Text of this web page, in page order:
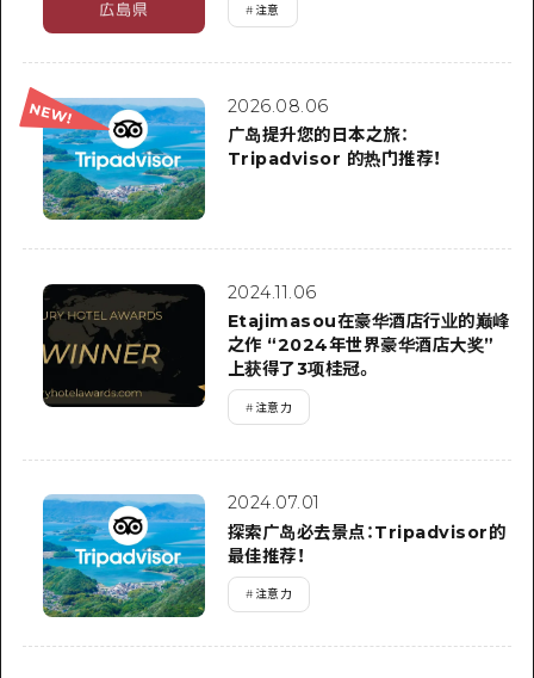
自然
2晚3天
广岛免费无线上网
志愿者指南
通过视频介绍广岛县的魅力！
常见问题解答
灾难发生期间的交通信息
广岛观光宣传册
# 注意
2026.08.06
广岛提升您的日本之旅：
Tripadvisor 的热门推荐！
2024.11.06
Etajimasou在豪华酒店行业的巅峰
之作 “2024年世界豪华酒店大奖”
上获得了3项桂冠。
# 注意力
2024.07.01
探索广岛必去景点：Tripadvisor的
最佳推荐！
# 注意力